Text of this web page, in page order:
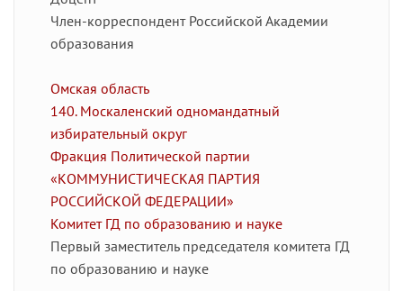
Член-корреспондент Российской Академии
образования
Омская область
140. Москаленский одномандатный
избирательный округ
Фракция Политической партии
«КОММУНИСТИЧЕСКАЯ ПАРТИЯ
РОССИЙСКОЙ ФЕДЕРАЦИИ»
Комитет ГД по образованию и науке
Первый заместитель председателя комитета ГД
по образованию и науке